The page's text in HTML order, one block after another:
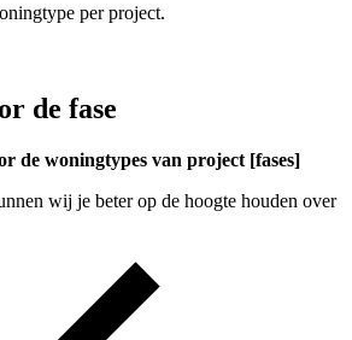
per project.
de fase
de woningtypes van project [fases]
wij je beter op de hoogte houden over